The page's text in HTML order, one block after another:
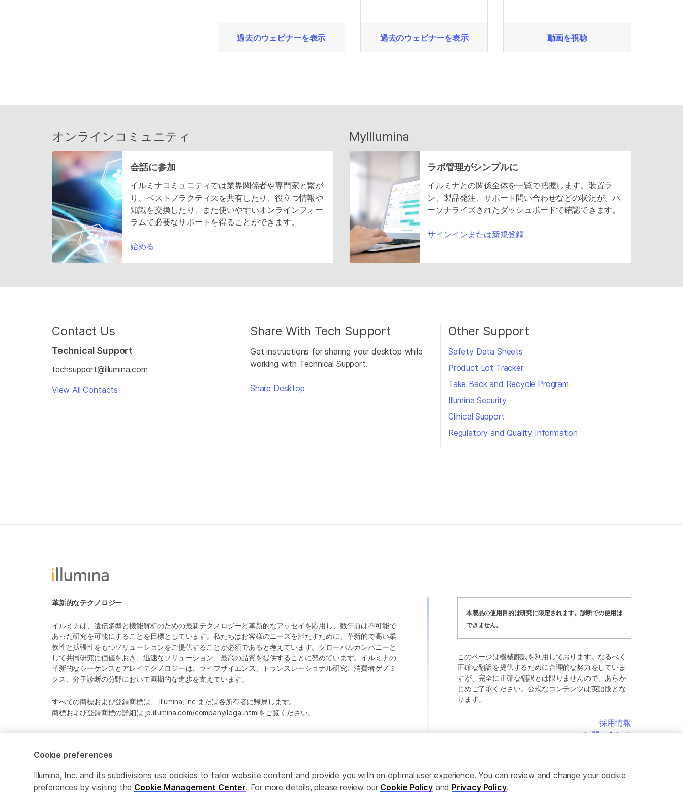
過去のウェビナーを表示 過去のウェビナーを表示 動画を視聴
オンラインコミュニティ
会話に参加
イルミナコミュニティでは業界関係者や専門家と繋が
り、ベストプラクティスを共有したり、役立つ情報や
知識を交換したり、また使いやすいオンラインフォー
ラムで必要なサポートを得ることができます。
始める
MyIllumina
ラボ管理がシンプルに
イルミナとの関係全体を一覧で把握します。装置ラ
ン、製品発注、サポート問い合わせなどの状況が、パ
ーソナライズされたダッシュボードで確認できます。
サインインまたは新規登録
Contact Us
Technical Support
techsupport@illumina.com
View All Contacts
Share With Tech Support
Get instructions for sharing your desktop while
working with Technical Support.
Share Desktop
Other Support
Safety Data Sheets
Product Lot Tracker
Take Back and Recycle Program
Illumina Security
Clinical Support
Regulatory and Quality Information
本製品の使用目的は研究に限定されます。診断での使用は
できません。
このページは機械翻訳を利用しております。なるべく
正確な翻訳を提供するために合理的な努力をしていま
すが、完全に正確な翻訳とは限りませんので、あらか
じめご了承ください。公式なコンテンツは英語版とな
ります。
革新的なテクノロジー
イルミナは、遺伝多型と機能解析のための最新テクノロジーと革新的なアッセイを応用し、数年前は不可能で
あった研究を可能にすることを目標としています。私たちはお客様のニーズを満たすために、革新的で高い柔
軟性と拡張性をもつソリューションをご提供することが必須であると考えています。グローバルカンパニーと
して共同研究に価値をおき、迅速なソリューション、最高の品質を提供することに努めています。イルミナの
革新的なシーケンスとアレイテクノロジーは、ライフサイエンス、トランスレーショナル研究、消費者ゲノミ
クス、分子診断の分野において画期的な進歩を支えています。
すべての商標および登録商標は、 Illumina, Inc または各所有者に帰属します。
商標および登録商標の詳細は jp.illumina.com/company/legal.htmlをご覧ください。
採用情報
お問い合わせ
Cookie preferences
Illumina, Inc. and its subdivisions use cookies to tailor website content and provide you with an optimal user experience. You can review and change your cookie
preferences by visiting the Cookie Management Center. For more details, please review our Cookie Policyand Privacy Policy.